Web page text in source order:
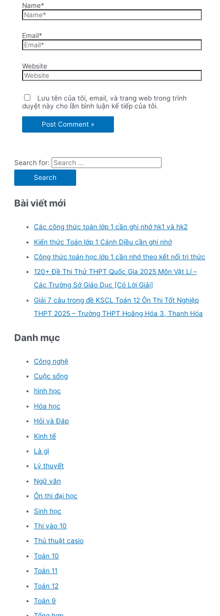
Name*
Email*
Website
Lưu tên của tôi, email, và trang web trong trình
duyệt này cho lần bình luận kế tiếp của tôi.
Search for:
Bài viết mới
Các công thức toán lớp 1 cần ghi nhớ hk1 và hk2
Kiến thức Toán lớp 1 Cánh Diều cần ghi nhớ
Công thức toán học lớp 1 cần nhớ theo kết nối tri thức
120+ Đề Thi Thử THPT Quốc Gia 2025 Môn Vật Lí –
Các Trường Sở Giáo Dục [Có Lời Giải]
Giải 7 câu trong đề KSCL Toán 12 Ôn Thi Tốt Nghiệp
THPT 2025 – Trường THPT Hoằng Hóa 3, Thanh Hóa
Danh mục
Công nghệ
Cuộc sống
hình học
Hóa học
Hỏi và Đáp
Kinh tế
Là gì
Lý thuyết
Ngữ văn
Ôn thi đại học
Sinh học
Thi vào 10
Thủ thuật casio
Toán 10
Toán 11
Toán 12
Toán 9